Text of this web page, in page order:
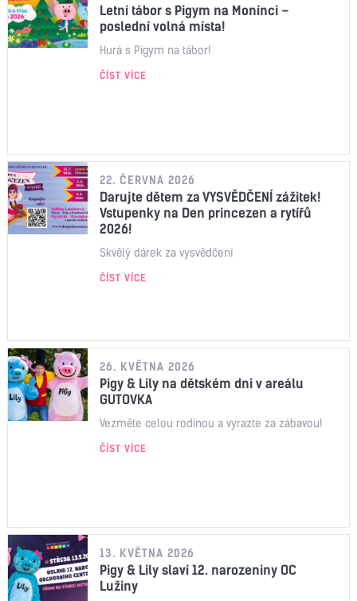
Letní tábor s Pigym na Monínci –
poslední volná místa!
Hurá s Pigym na tábor!
ČÍST VÍCE
22. ČERVNA 2026
Darujte dětem za VYSVĚDČENÍ zážitek!
Vstupenky na Den princezen a rytířů
2026!
Skvělý dárek za vysvědčení
ČÍST VÍCE
26. KVĚTNA 2026
Pigy & Lily na dětském dni v areálu
GUTOVKA
Vezměte celou rodinou a vyrazte za zábavou!
ČÍST VÍCE
13. KVĚTNA 2026
Pigy & Lily slaví 12. narozeniny OC
Lužiny